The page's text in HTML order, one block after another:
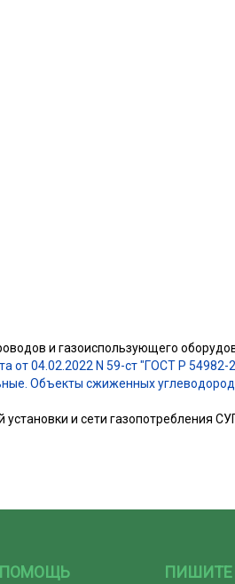
и газоиспользующего
от 04.02.2022 N 59-ст "ГОСТ Р 54982-
Объекты сжиженных
и сети газопотребления
ПОМОЩЬ
ПИШИТЕ